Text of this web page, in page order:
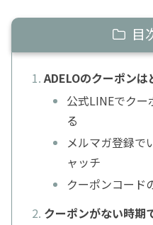
目
ADELOのクーポンは
公式LINEでクー
る
メルマガ登録で
ャッチ
クーポンコード
クーポンがない時期